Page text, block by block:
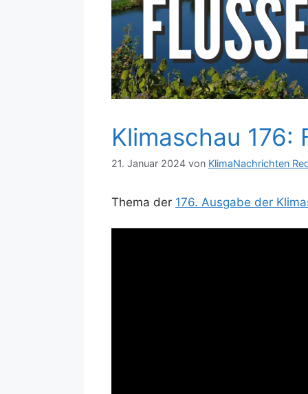
Klimaschau 176:
21. Januar 2024 von KlimaNachrichten
Thema der 176. Ausgabe der